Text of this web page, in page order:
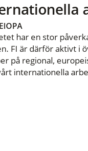
EIOPA
har en stor
FI är därför aktivt i
på regional,
internationella